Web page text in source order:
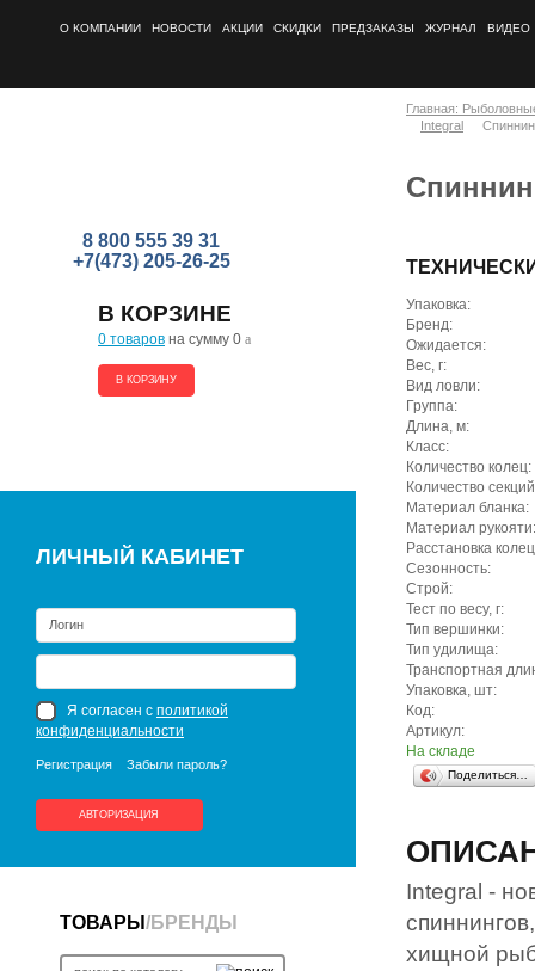
О КОМПАНИИ НОВОСТИ АКЦИИ СКИДКИ ПРЕДЗАКАЗЫ ЖУРНАЛ ВИДЕО
8 800 555 39 31
+7(473) 205-26-25
В КОРЗИНЕ
0 товаров на сумму 0 a
В КОРЗИНУ
ЛИЧНЫЙ КАБИНЕТ
Я согласен с политикой
конфиденциальности
Регистрация Забыли пароль?
АВТОРИЗАЦИЯ
ТОВАРЫ /БРЕНДЫ
Главная:
Integral
Упаковка:
Бренд:
Ожидается:
Вес, г:
Вид ловли:
Группа:
Длина, м:
Класс:
Количество колец:
Количество
Материал бланка:
Материал рукояти:
Расстановка
Сезонность:
Строй:
Тест по весу, г:
Тип вершинки:
Тип удилища:
Транспортная
Упаковка, шт:
Код:
Артикул:
На складе
Поделиться…
Integral -
хищной